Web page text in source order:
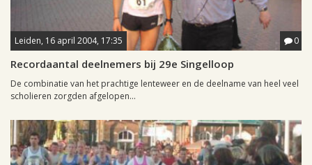
Leiden, 16 april 2004, 17:35 0
Recordaantal deelnemers bij 29e Singelloop
De combinatie van het prachtige lenteweer en de deelname van heel veel
scholieren zorgden afgelopen...